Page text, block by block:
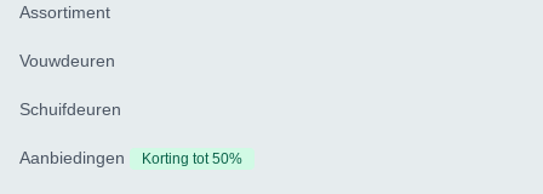
Assortiment
Vouwdeuren
Schuifdeuren
Aanbiedingen Korting tot 50%